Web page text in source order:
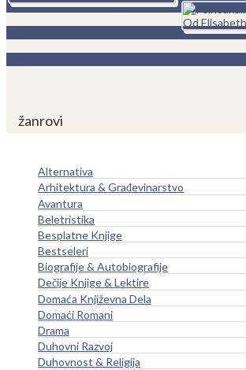
žanrovi
Alternativa
Arhitektura & Građevinarstvo
Avantura
Beletristika
Besplatne Knjige
Bestseleri
Biografije & Autobiografije
Dečije Knjige & Lektire
Domaća Književna Dela
Domaći Romani
Drama
Duhovni Razvoj
Duhovnost & Religija